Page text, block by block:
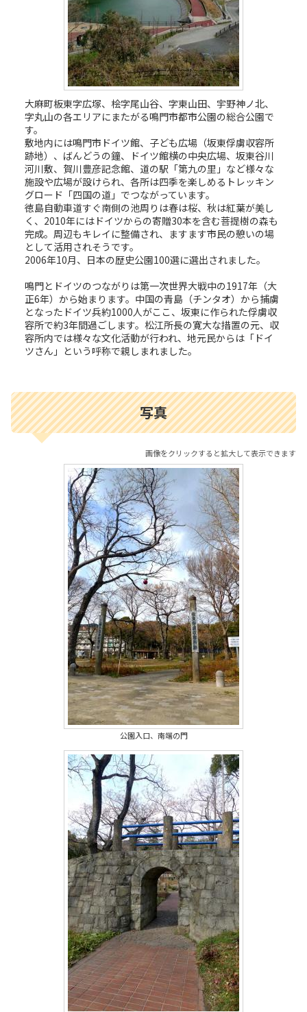
大麻町板東字広塚、桧字尾山谷、字東山田、宇野神ノ北、
字丸山の各エリアにまたがる鳴門市都市公園の総合公園で
す。
敷地内には鳴門市ドイツ館、子ども広場（坂東俘虜収容所
跡地）、ばんどうの鐘、ドイツ館横の中央広場、坂東谷川
河川敷、賀川豊彦記念館、道の駅「第九の里」など様々な
施設や広場が設けられ、各所は四季を楽しめるトレッキン
グロード「四国の道」でつながっています。
徳島自動車道すぐ南側の池周りは春は桜、秋は紅葉が美し
く、2010年にはドイツからの寄贈30本を含む菩提樹の森も
完成。周辺もキレイに整備され、ますます市民の憩いの場
として活用されそうです。
2006年10月、日本の歴史公園100選に選出されました。
鳴門とドイツのつながりは第一次世界大戦中の1917年（大
正6年）から始まります。中国の青島（チンタオ）から捕虜
となったドイツ兵約1000人がここ、坂東に作られた俘虜収
容所で約3年間過ごします。松江所長の寛大な措置の元、収
容所内では様々な文化活動が行われ、地元民からは「ドイ
ツさん」という呼称で親しまれました。
写真
画像をクリックすると拡大して表示できます
公園入口、南端の門